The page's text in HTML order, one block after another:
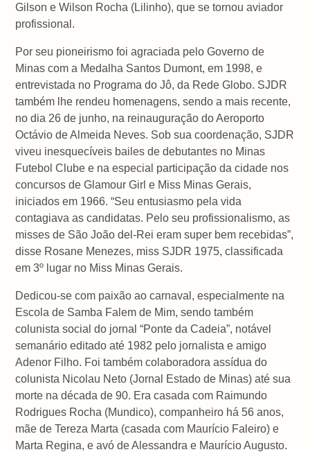
Gilson e Wilson Rocha (Lilinho), que se tornou aviador
profissional.
Por seu pioneirismo foi agraciada pelo Governo de
Minas com a Medalha Santos Dumont, em 1998, e
entrevistada no Programa do Jô, da Rede Globo. SJDR
também lhe rendeu homenagens, sendo a mais recente,
no dia 26 de junho, na reinauguração do Aeroporto
Octávio de Almeida Neves. Sob sua coordenação, SJDR
viveu inesquecíveis bailes de debutantes no Minas
Futebol Clube e na especial participação da cidade nos
concursos de Glamour Girl e Miss Minas Gerais,
iniciados em 1966. “Seu entusiasmo pela vida
contagiava as candidatas. Pelo seu profissionalismo, as
misses de São João del-Rei eram super bem recebidas”,
disse Rosane Menezes, miss SJDR 1975, classificada
em 3º lugar no Miss Minas Gerais.
Dedicou-se com paixão ao carnaval, especialmente na
Escola de Samba Falem de Mim, sendo também
colunista social do jornal “Ponte da Cadeia”, notável
semanário editado até 1982 pelo jornalista e amigo
Adenor Filho. Foi também colaboradora assídua do
colunista Nicolau Neto (Jornal Estado de Minas) até sua
morte na década de 90. Era casada com Raimundo
Rodrigues Rocha (Mundico), companheiro há 56 anos,
mãe de Tereza Marta (casada com Maurício Faleiro) e
Marta Regina, e avó de Alessandra e Maurício Augusto.